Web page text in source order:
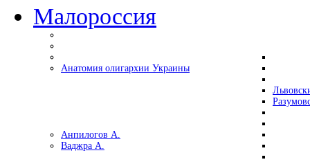
Малороссия
Анатомия олигархии Украины
Анпилогов А.
Ваджра А.